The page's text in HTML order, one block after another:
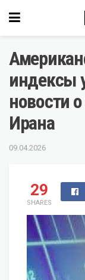
индексы
новости
Ирана
09.04.2026
29
SHARES